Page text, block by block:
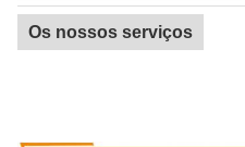
Os nossos serviços